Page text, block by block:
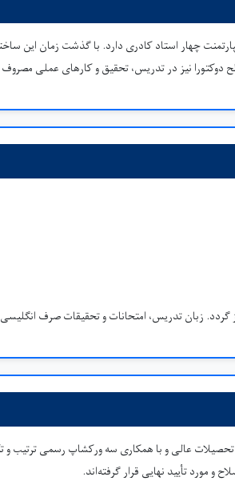
چهار استاد کادری دارد. با گذشت زمان این
دوکتورا نیز در تدریس، تحقیق و کارهای عملی
گردد. زبان تدریس، امتحانات و تحقیقات صرف
عالی و با همکاری سه ورکشاپ رسمی ترتیب و
تأیید نهایی قرار گرفته‌اند.